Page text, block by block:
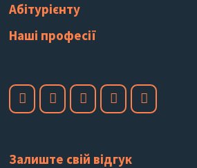
Абітурієнту
Наші професії
Залиште свій відгук